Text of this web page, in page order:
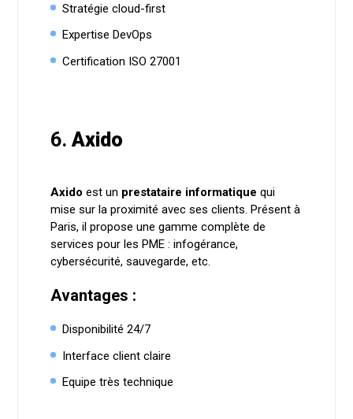
Stratégie cloud-first
Expertise DevOps
Certification ISO 27001
6. Axido
Axido est un prestataire informatique qui
mise sur la proximité avec ses clients. Présent à
Paris, il propose une gamme complète de
services pour les PME : infogérance,
cybersécurité, sauvegarde, etc.
Avantages :
Disponibilité 24/7
Interface client claire
Equipe très technique